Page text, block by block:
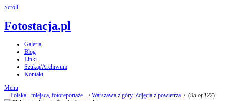
Scroll
Fotostacja.pl
Galeria
Blog
Linki
Szukaj/Archiwum
Kontakt
Menu
Polska - miejsca, fotoreportaże... /Warszawa z góry. Zdjęcia z powietrza. / (95 of 127)